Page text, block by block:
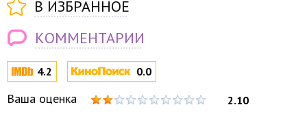
4.2 0.0
Ваша оценка 2.10
В ИЗБРАННОЕ
КОММЕНТАРИИ